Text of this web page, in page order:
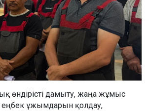
өндірісті дамыту, жаңа жұмыс
ұжымдарын қолдау,